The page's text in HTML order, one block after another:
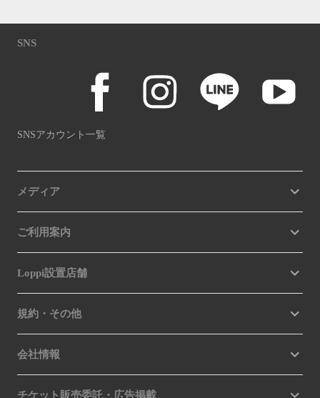
SNS
SNSアカウント一覧
メディア
ご利用案内
Loppi設置店舗
規約・その他
会社情報
チケット販売委託・広告掲載